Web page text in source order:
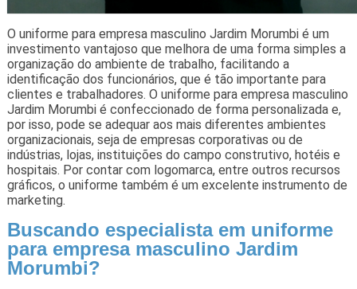
O uniforme para empresa masculino Jardim Morumbi é um
investimento vantajoso que melhora de uma forma simples a
organização do ambiente de trabalho, facilitando a
identificação dos funcionários, que é tão importante para
clientes e trabalhadores. O uniforme para empresa masculino
Jardim Morumbi é confeccionado de forma personalizada e,
por isso, pode se adequar aos mais diferentes ambientes
organizacionais, seja de empresas corporativas ou de
indústrias, lojas, instituições do campo construtivo, hotéis e
hospitais. Por contar com logomarca, entre outros recursos
gráficos, o uniforme também é um excelente instrumento de
marketing.
Buscando especialista em uniforme
para empresa masculino Jardim
Morumbi?